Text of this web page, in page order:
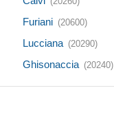
Furiani (20600)
Lucciana (20290)
Ghisonaccia (20240)